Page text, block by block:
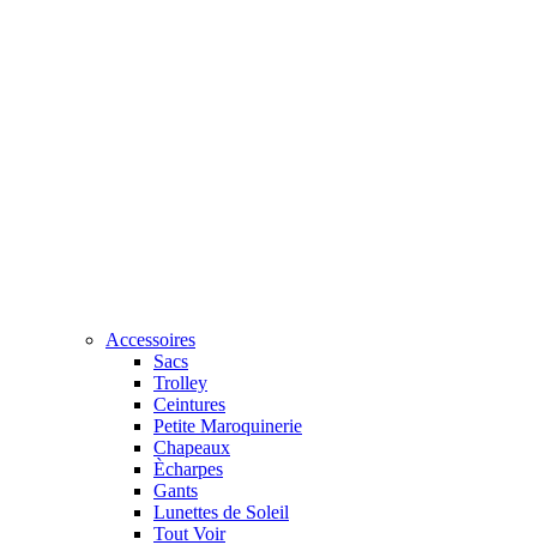
Accessoires
Sacs
Trolley
Ceintures
Petite Maroquinerie
Chapeaux
Ècharpes
Gants
Lunettes de Soleil
Tout Voir